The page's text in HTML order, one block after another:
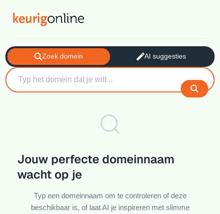
Zoek domein AI suggesties
Jouw perfecte domeinnaam
wacht op je
Typ een domeinnaam om te controleren of deze
beschikbaar is, of laat AI je inspireren met slimme